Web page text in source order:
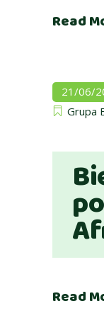
Read
21/06/
Grupa
Read